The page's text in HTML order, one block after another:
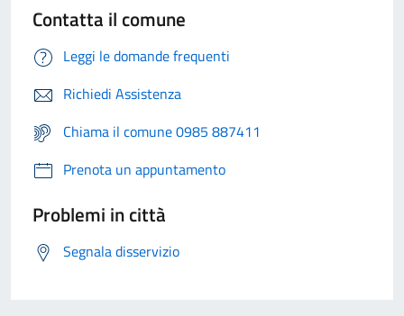
Contatta il comune
Leggi le domande frequenti
Richiedi Assistenza
Chiama il comune 0985 887411
Prenota un appuntamento
Problemi in città
Segnala disservizio